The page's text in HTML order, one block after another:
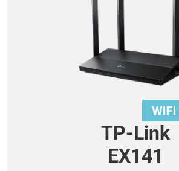
TP-Link
EX141